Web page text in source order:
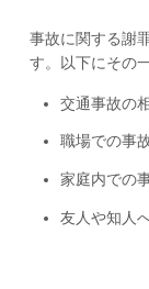
事故に関する謝
す。以下にその
交通事故の
職場での事
家庭内での
友人や知人